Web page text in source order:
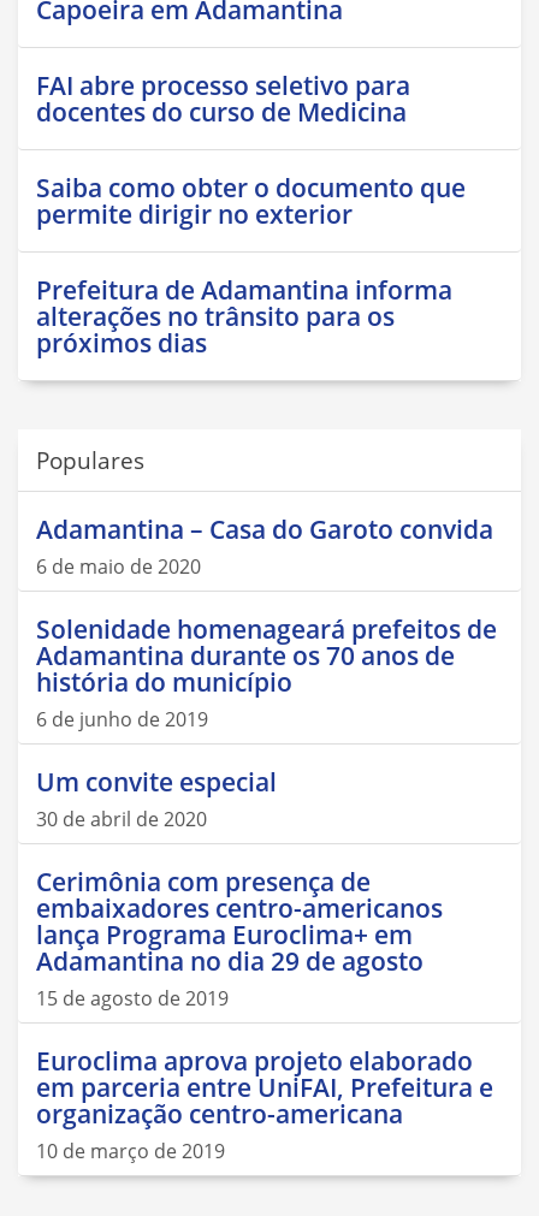
Capoeira em Adamantina
FAI abre processo seletivo para
docentes do curso de Medicina
Saiba como obter o documento que
permite dirigir no exterior
Prefeitura de Adamantina informa
alterações no trânsito para os
próximos dias
Populares
Adamantina – Casa do Garoto convida
6 de maio de 2020
Solenidade homenageará prefeitos de
Adamantina durante os 70 anos de
história do município
6 de junho de 2019
Um convite especial
30 de abril de 2020
Cerimônia com presença de
embaixadores centro-americanos
lança Programa Euroclima+ em
Adamantina no dia 29 de agosto
15 de agosto de 2019
Euroclima aprova projeto elaborado
em parceria entre UniFAI, Prefeitura e
organização centro-americana
10 de março de 2019